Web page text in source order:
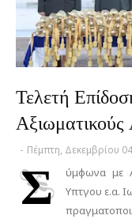
Τελετή
- Πέμπτη, Δεκεμβρίου
Σ
ύμφωνα με
Υπτγου ε.α.